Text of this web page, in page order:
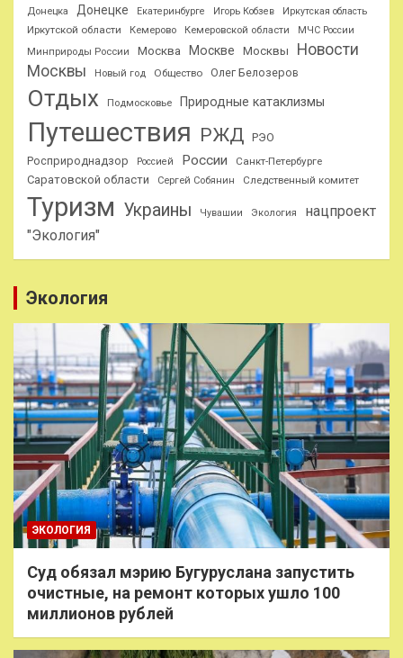
Донецка
Донецке Екатеринбурге Игорь Кобзев Иркутская область
Иркутской области Кемерово Кемеровской области
МЧС России
Минприроды России
Москва Москве Москвы
Новости
Москвы
Новый год Общество Олег Белозеров
Отдых Подмосковье Природные катаклизмы
Путешествия РЖД РЭО
Росприроднадзор
Россией России Санкт-Петербурге
Саратовской области Сергей Собянин Следственный комитет
Туризм Украины Чувашии Экология
нацпроект
"Экология"
Экология
ЭКОЛОГИЯ
Суд обязал мэрию Бугуруслана запустить
очистные, на ремонт которых ушло 100
миллионов рублей